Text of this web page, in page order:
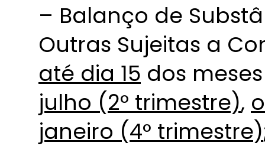
– Balanço de
Outras Sujeitas a
até dia 15 dos
julho (2° trimestre),
janeiro (4° trimestre)